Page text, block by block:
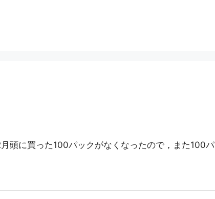
頭に買った100パックがなくなったので，また100パ